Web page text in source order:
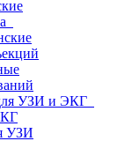
УЗИ и ЭКГ
УЗИ